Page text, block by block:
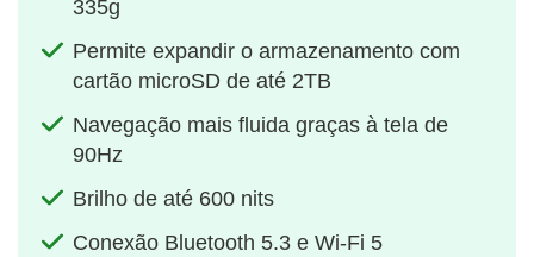
335g
Permite expandir o armazenamento com
cartão microSD de até 2TB
Navegação mais fluida graças à tela de
90Hz
Brilho de até 600 nits
Conexão Bluetooth 5.3 e Wi-Fi 5